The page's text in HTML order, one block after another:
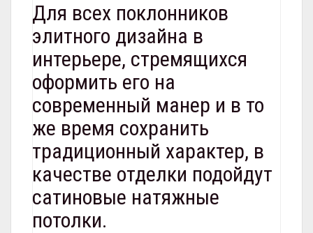
Для всех поклонников
элитного дизайна в
интерьере, стремящихся
оформить его на
современный манер и в то
же время сохранить
традиционный характер, в
качестве отделки подойдут
сатиновые натяжные
потолки.